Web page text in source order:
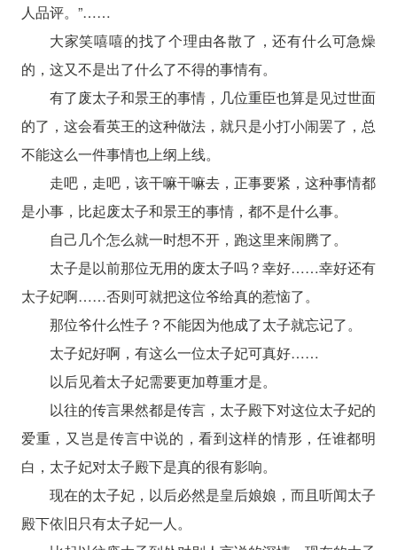
人品评。”……
大家笑嘻嘻的找了个理由各散了，还有什么可急燥
的，这又不是出了什么了不得的事情有。
有了废太子和景王的事情，几位重臣也算是见过世面
的了，这会看英王的这种做法，就只是小打小闹罢了，总
不能这么一件事情也上纲上线。
走吧，走吧，该干嘛干嘛去，正事要紧，这种事情都
是小事，比起废太子和景王的事情，都不是什么事。
自己几个怎么就一时想不开，跑这里来闹腾了。
太子是以前那位无用的废太子吗？幸好……幸好还有
太子妃啊……否则可就把这位爷给真的惹恼了。
那位爷什么性子？不能因为他成了太子就忘记了。
太子妃好啊，有这么一位太子妃可真好……
以后见着太子妃需要更加尊重才是。
以往的传言果然都是传言，太子殿下对这位太子妃的
爱重，又岂是传言中说的，看到这样的情形，任谁都明
白，太子妃对太子殿下是真的很有影响。
现在的太子妃，以后必然是皇后娘娘，而且听闻太子
殿下依旧只有太子妃一人。